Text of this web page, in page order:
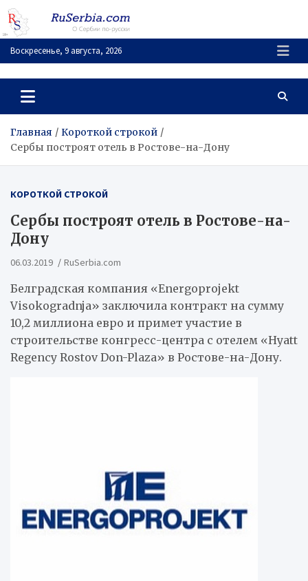
Перейти
содержимому
Воскресенье, 9 августа, 2026
RuSerbia.com
О Сербии – по-русски
Главная
Короткой строкой
Сербы построят отель в Ростове-на-Дону
КОРОТКОЙ СТРОКОЙ
Сербы построят отель в Ростове-на-
Дону
06.03.2019 RuSerbia.com
Белградская компания «Energoprojekt
Visokogradnja» заключила контракт на сумму
10,2 миллиона евро и примет участие в
строительстве конгресс-центра с отелем «Hyatt
Regency Rostov Don-Plaza» в Ростове-на-Дону.